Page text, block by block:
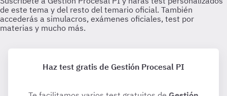
Haz test gratis de Gestión Procesal PI